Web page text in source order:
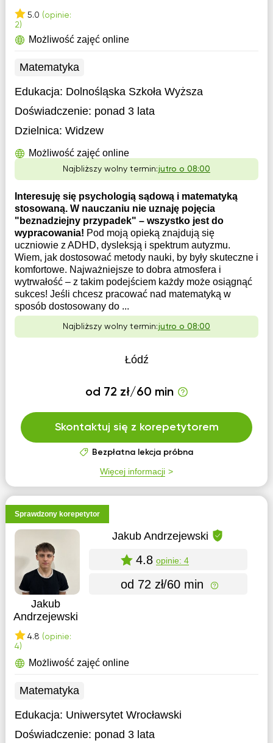
5.0 (opinie:
2)
Możliwość zajęć online
Matematyka
Edukacja: Dolnośląska Szkoła Wyższa
Doświadczenie: ponad 3 lata
Dzielnica: Widzew
Możliwość zajęć online
Najbliższy wolny termin:jutro o 08:00
Interesuję się psychologią sądową i matematyką
stosowaną. W nauczaniu nie uznaję pojęcia
"beznadziejny przypadek" – wszystko jest do
wypracowania! Pod moją opieką znajdują się
uczniowie z ADHD, dysleksją i spektrum autyzmu.
Wiem, jak dostosować metody nauki, by były skuteczne i
komfortowe. Najważniejsze to dobra atmosfera i
wytrwałość – z takim podejściem każdy może osiągnąć
sukces! Jeśli chcesz pracować nad matematyką w
sposób dostosowany do ...
Najbliższy wolny termin:jutro o 08:00
Łódź
od 72 zł/60 min
Skontaktuj się z korepetytorem
Bezpłatna lekcja próbna
Więcej informacji
Sprawdzony korepetytor
Jakub
Andrzejewski
4.8 (opinie:
4)
Jakub Andrzejewski
4.8 opinie: 4
od 72 zł/60 min
Możliwość zajęć online
Matematyka
Edukacja: Uniwersytet Wrocławski
Doświadczenie: ponad 3 lata